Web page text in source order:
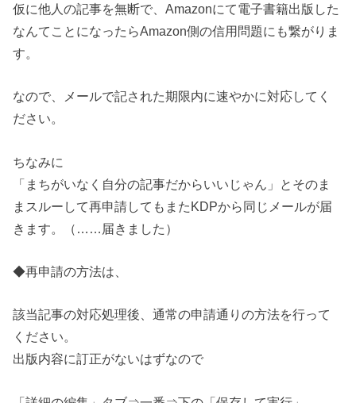
仮に他人の記事を無断で、Amazonにて電子書籍出版した
なんてことになったらAmazon側の信用問題にも繋がりま
す。
なので、メールで記された期限内に速やかに対応してく
ださい。
ちなみに
「まちがいなく自分の記事だからいいじゃん」 とそのま
まスルーして再申請してもまたKDPから同じメールが届
きます。
（……届きました）
◆再申請の方法は、
該当記事の対応処理後、通常の申請通りの方法を行って
ください。
出版内容に訂正がないはずなので